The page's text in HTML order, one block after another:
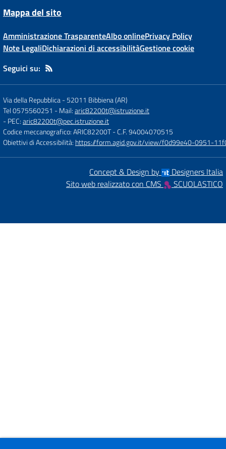
Mappa del sito
Amministrazione TrasparenteAlbo onlinePrivacy Policy
Note LegaliDichiarazioni di accessibilitàGestione cookie
Seguici su:
Via della Repubblica-52011 Bibbiena (AR)
Tel 0575560251 - Mail:aric82200t@istruzione.it
- PEC:aric82200t@pec.istruzione.it
Codice meccanografico: ARIC82200T- C.F. 94004070515
Obiettivi di Accessibilità: https://form.agid.gov.it/view/f0d99e40-0951-
Concept & Design by
Designers Italia
Sito web realizzato con CMS
SCUOLASTICO